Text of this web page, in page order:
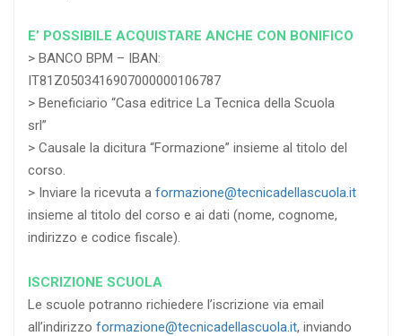
E’ POSSIBILE ACQUISTARE ANCHE CON BONIFICO
> BANCO BPM – IBAN:
IT81Z0503416907000000106787
> Beneficiario “Casa editrice La Tecnica della Scuola
srl”
> Causale la dicitura “Formazione” insieme al titolo del
corso.
> Inviare la ricevuta a formazione@tecnicadellascuola.it
insieme al titolo del corso e ai dati (nome, cognome,
indirizzo e codice fiscale).
ISCRIZIONE SCUOLA
Le scuole potranno richiedere l’iscrizione via email
all’indirizzo formazione@tecnicadellascuola.it, inviando